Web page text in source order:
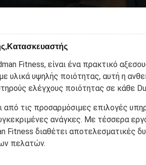
Fitness, είναι ένα πρακτικό
υλικά υψηλής ποιότητας, αυτή η
ελέγχους ποιότητας σε κάθε
τις προσαρμόσιμες επιλογές
ανάγκες. Με τέσσερα
Fitness διαθέτει
πελατών.